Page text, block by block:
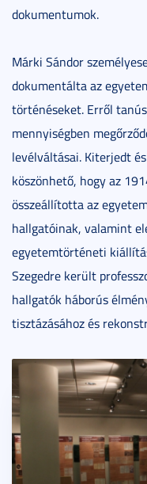
dokumentumok.
Márki Sándor
dokumentálta az
történéseket. Erről
mennyiségben
levélváltásai. Kiterjedt
köszönhető, hogy az
összeállította az
hallgatóinak, valamint
egyetemtörténeti
Szegedre került
hallgatók háborús
tisztázásához és